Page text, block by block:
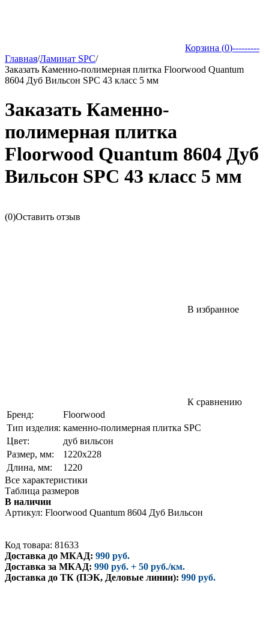
Корзина (0)---------
Главная/Ламинат SPC/
Заказать Каменно-полимерная плитка Floorwood Quantum
8604 Дуб Вильсон SPC 43 класс 5 мм
Заказать Каменно-
полимерная плитка
Floorwood Quantum 8604 Дуб
Вильсон SPC 43 класс 5 мм
(0)Оставить отзыв
В избранное
К сравнению
Бренд:
Floorwood
Тип изделия: каменно-полимерная плитка SPC
Цвет:
дуб вильсон
Размер, мм:
1220х228
Длина, мм:
1220
Все характеристики
Таблица размеров
В наличии
Артикул: Floorwood Quantum 8604 Дуб Вильсон
Код товара: 81633
Доставка до МКАД: 990 руб.
Доставка за МКАД: 990 руб. + 50 руб./км.
Доставка до ТК (ПЭК, Деловые линии): 990 руб.